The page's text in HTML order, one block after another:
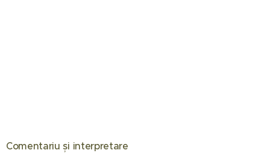
Comentariu și interpretare